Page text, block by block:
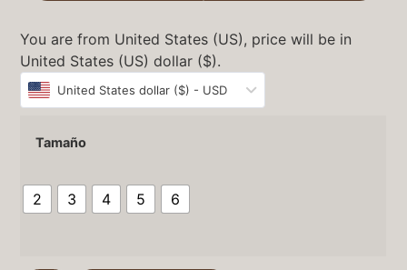
You are from United States (US), price will be in
United States (US) dollar ($).
United States dollar ($) - USD
Tamaño
2 3 4 5 6